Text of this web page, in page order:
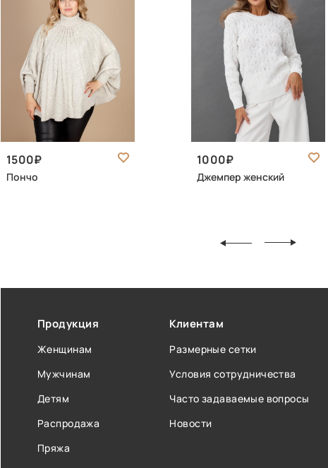
1500
Пончо
1000
Джемпер женский
Продукция
Женщинам
Мужчинам
Детям
Распродажа
Пряжа
Клиентам
Размерные сетки
Условия сотрудничества
Часто задаваемые вопросы
Новости